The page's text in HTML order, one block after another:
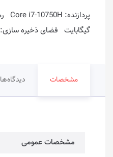
گیگابایت فضای ذخیره سازی: 1TB HDD+256GB SSD
مشخصات دیدگاه‌ها
مشخصات عمومی